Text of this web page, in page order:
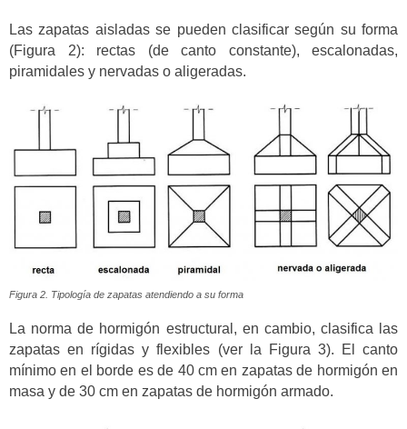
Las zapatas aisladas se pueden clasificar según su forma
(Figura 2): rectas (de canto constante), escalonadas,
piramidales y nervadas o aligeradas.
Figura 2. Tipología de zapatas atendiendo a su forma
La norma de hormigón estructural, en cambio, clasifica las
zapatas en rígidas y flexibles (ver la Figura 3). El canto
mínimo en el borde es de 40 cm en zapatas de hormigón en
masa y de 30 cm en zapatas de hormigón armado.